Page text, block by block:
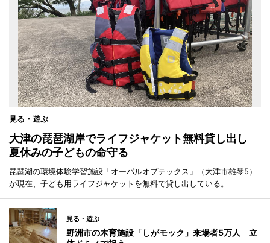
見る・遊ぶ
大津の琵琶湖岸でライフジャケット無料貸し出し
夏休みの子どもの命守る
琵琶湖の環境体験学習施設「オーパルオプテックス」（大津市雄琴5）
が現在、子ども用ライフジャケットを無料で貸し出している。
見る・遊ぶ
野洲市の木育施設「しがモック」来場者5万人 立